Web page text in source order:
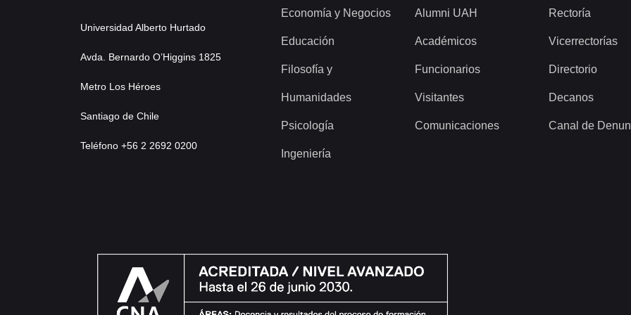
Universidad Alberto Hurtado
Avda. Bernardo O’Higgins 1825
Metro Los Héroes
Santiago de Chile
Teléfono +56 2 2692 0200
Economía y Negocios
Educación
Filosofía y
Humanidades
Psicología
Ingeniería
Alumni UAH
Académicos
Funcionarios
Visitantes
Comunicaciones
Rectoría
Vicerrectorías
Directorio
Decanos
Canal de